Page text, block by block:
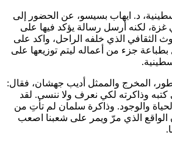
د. ايهاب بسيسو، عن الحضور إلى
لكنه أرسل رسالة يؤكد فيها على
الثقافي الذي خلفه الراحل، واكد على
بطباعة جزء من أعماله ليتم توزيعها على
المخرج والممثل أديب جهشان، فقال:
وذاكرته لكي نعرف ولا ننسى. لقد
والوجود. وذاكرة سلمان لم تأتِ من
الذي مرّ ويمر على شعبنا اصعب